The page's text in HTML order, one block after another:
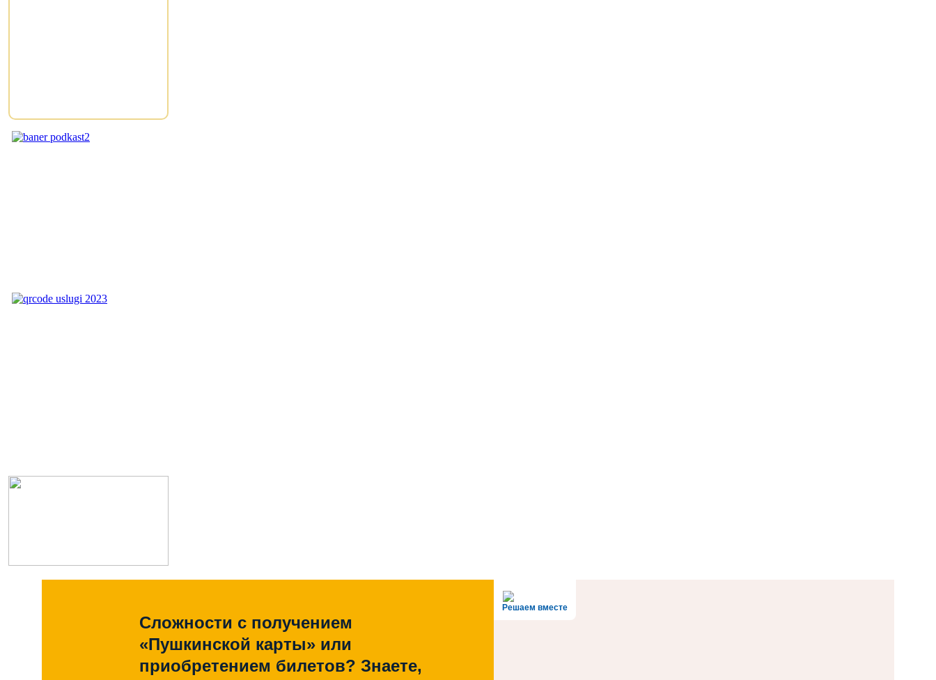
Решаем вместе
Сложности с получением
«Пушкинской карты» или
приобретением билетов? Знаете,